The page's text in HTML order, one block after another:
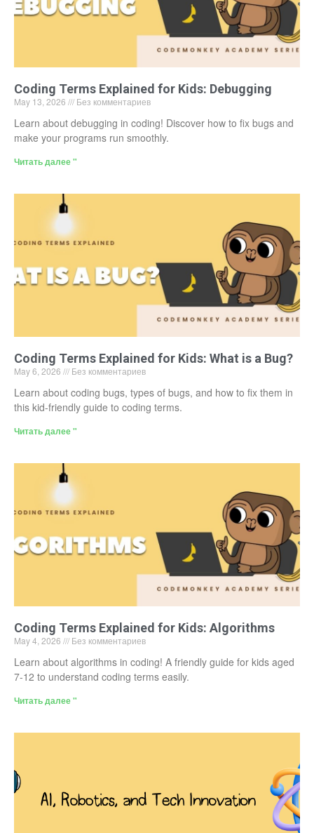
Coding Terms Explained for Kids: Debugging
May 13, 2026 Без комментариев
Learn about debugging in coding! Discover how to fix bugs and
make your programs run smoothly.
Читать далее "
Coding Terms Explained for Kids: What is a Bug?
May 6, 2026 Без комментариев
Learn about coding bugs, types of bugs, and how to fix them in
this kid-friendly guide to coding terms.
Читать далее "
Coding Terms Explained for Kids: Algorithms
May 4, 2026 Без комментариев
Learn about algorithms in coding! A friendly guide for kids aged
7-12 to understand coding terms easily.
Читать далее "